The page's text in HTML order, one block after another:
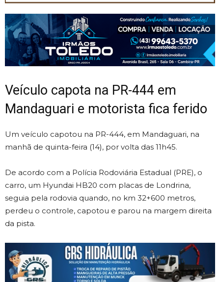
Veículo capota na PR-444 em
Mandaguari e motorista fica ferido
Um veículo capotou na PR-444, em Mandaguari, na
manhã de quinta-feira (14), por volta das 11h45.
De acordo com a Polícia Rodoviária Estadual (PRE), o
carro, um Hyundai HB20 com placas de Londrina,
seguia pela rodovia quando, no km 32+600 metros,
perdeu o controle, capotou e parou na margem direita
da pista.